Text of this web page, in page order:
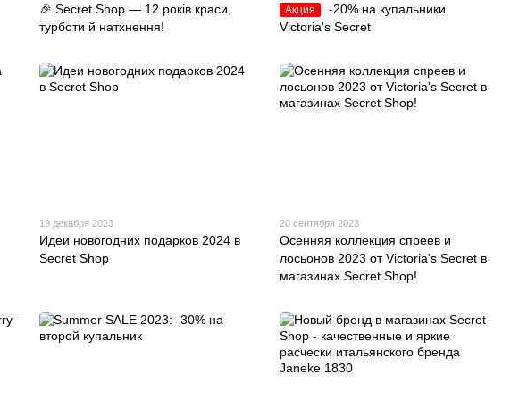
🎉 Secret Shop — 12 років краси,
турботи й натхнення!
Акция
-20% на купальники
Victoria's Secret
19 декабря 2023
Идеи новогодних подарков 2024 в
Secret Shop
20 сентября 2023
Осенняя коллекция спреев и
лосьонов 2023 от Victoria's Secret в
магазинах Secret Shop!